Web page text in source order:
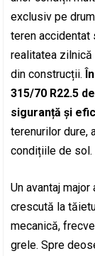
exclusiv pe
teren accidentat
realitatea zilnică
din construcții.
315/70 R22.5
siguranță și
terenurilor dure,
condițiile de sol.
Un avantaj
crescută la
mecanică,
grele. Spre